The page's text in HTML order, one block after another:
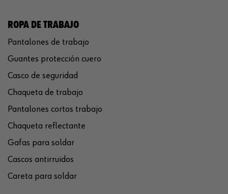
ROPA DE TRABAJO
Pantalones de trabajo
Guantes protección cuero
Casco de seguridad
Chaqueta de trabajo
Pantalones cortos trabajo
Chaqueta reflectante
Gafas para soldar
Cascos antirruidos
Careta para soldar